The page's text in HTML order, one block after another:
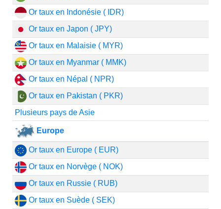
Or taux en Indonésie ( IDR)
Or taux en Japon ( JPY)
Or taux en Malaisie ( MYR)
Or taux en Myanmar ( MMK)
Or taux en Népal ( NPR)
Or taux en Pakistan ( PKR)
Plusieurs pays de Asie
Europe
Or taux en Europe ( EUR)
Or taux en Norvège ( NOK)
Or taux en Russie ( RUB)
Or taux en Suède ( SEK)